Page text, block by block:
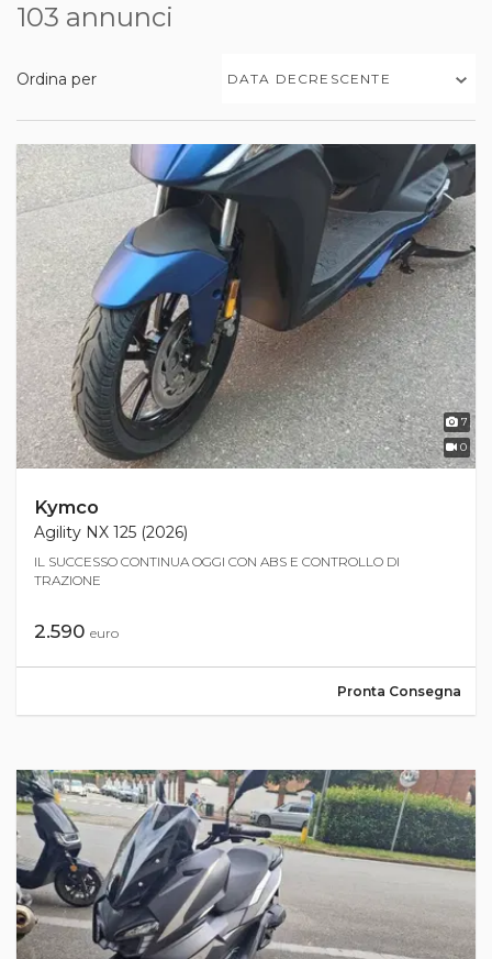
103 annunci
Ordina per DATA DECRESCENTE
7
0
Kymco
Agility NX 125 (2026)
IL SUCCESSO CONTINUA OGGI CON ABS E CONTROLLO DI
TRAZIONE
2.590 euro
Pronta Consegna